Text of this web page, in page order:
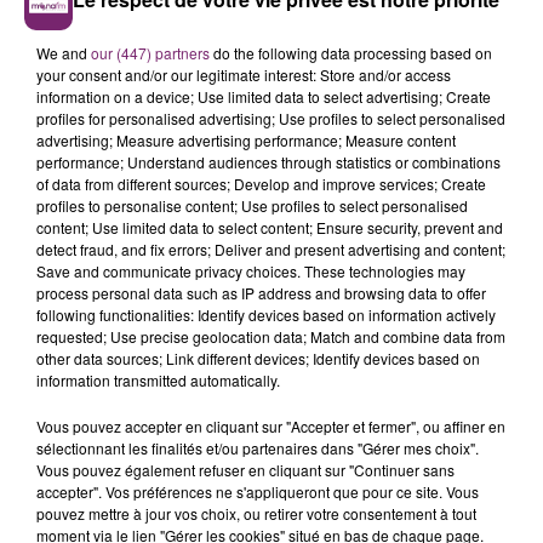
effet soupçonnés d’avoir enlevé, séquestré et violenté
un enfant de 10 ans au mois de novembre dernier à
Lomme.
La victime avait été séquestrée dans une cave, et
victime de violences pendant environ 1h. Les
agresseurs ont également essayé de lui couper un
doigt.
Une agression qui avait été filmée et diffusée en ligne.
Les 6 mineurs, âgés de 12 à 17 ans, devront répondre,
en fonction du rôle de chacun, de violences
aggravées, enlèvement, séquestration, complicité,
diffusion d’image d’atteinte aux personnes, ou encore
non-empêchement de crime ou délit.
We and our (447) partnersdo the following data processing based on
your consent and/or our legitimate interest: Store and/or access
information on a device; Use limited data to select advertising; Create
profiles for personalised advertising; Use profiles to select personalised
advertising; Measure advertising performance; Measure content
performance; Understand audiences through statistics or combinations
of data from different sources; Develop and improve services; Create
profiles to personalise content; Use profiles to select personalised
content; Use limited data to select content; Ensure security, prevent and
detect fraud, and fix errors; Deliver and present advertising and content;
Save and communicate privacy choices. These technologies may
process personal data such as IP address and browsing data to offer
following functionalities: Identify devices based on information actively
requested; Use precise geolocation data; Match and combine data from
other data sources; Link different devices; Identify devices based on
information transmitted automatically.
Vous pouvez accepter en cliquant sur "Accepter et fermer", ou affiner en
sélectionnant les finalités et/ou partenaires dans "Gérer mes choix".
Vous pouvez également refuser en cliquant sur "Continuer sans
accepter". Vos préférences ne s'appliqueront que pour ce site. Vous
pouvez mettre à jour vos choix, ou retirer votre consentement à tout
moment via le lien "Gérer les cookies" situé en bas de chaque page.